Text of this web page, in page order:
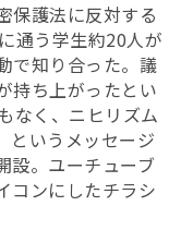
保護法に反対する
通う学生約20人が
で知り合った。議
持ち上がったとい
なく、ニヒリズム
というメッセージ
設。ユーチューブ
コンにしたチラシ